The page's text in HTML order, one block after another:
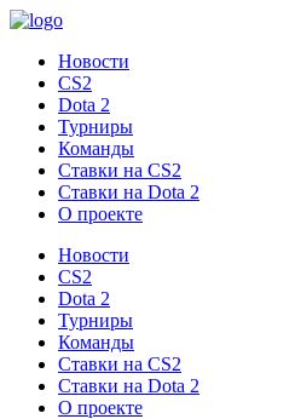
Новости
CS2
Dota 2
Турниры
Команды
Ставки на CS2
Ставки на Dota 2
О проекте
Новости
CS2
Dota 2
Турниры
Команды
Ставки на CS2
Ставки на Dota 2
О проекте